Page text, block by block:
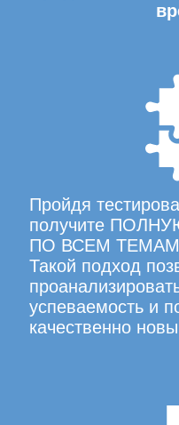
Пройдя
получите
ПО ВСЕМ
Такой подход
успеваемость и
качественно